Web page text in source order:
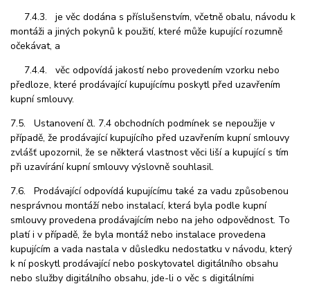
7.4.3. je věc dodána s příslušenstvím, včetně obalu, návodu k
montáži a jiných pokynů k použití, které může kupující rozumně
očekávat, a
7.4.4. věc odpovídá jakostí nebo provedením vzorku nebo
předloze, které prodávající kupujícímu poskytl před uzavřením
kupní smlouvy.
7.5. Ustanovení čl. 7.4 obchodních podmínek se nepoužije v
případě, že prodávající kupujícího před uzavřením kupní smlouvy
zvlášť upozornil, že se některá vlastnost věci liší a kupující s tím
při uzavírání kupní smlouvy výslovně souhlasil.
7.6. Prodávající odpovídá kupujícímu také za vadu způsobenou
nesprávnou montáží nebo instalací, která byla podle kupní
smlouvy provedena prodávajícím nebo na jeho odpovědnost. To
platí i v případě, že byla montáž nebo instalace provedena
kupujícím a vada nastala v důsledku nedostatku v návodu, který
k ní poskytl prodávající nebo poskytovatel digitálního obsahu
nebo služby digitálního obsahu, jde-li o věc s digitálními